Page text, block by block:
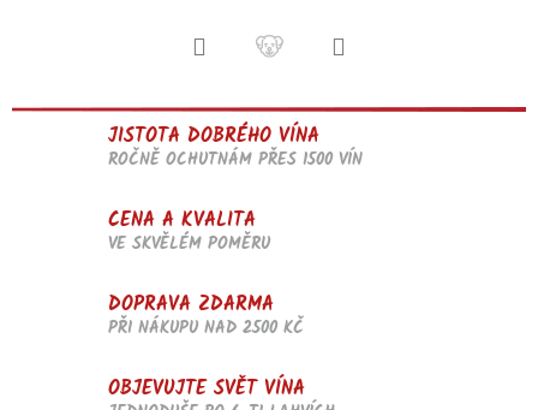
JISTOTA DOBRÉHO VÍNA
ROČNĚ OCHUTNÁM PŘES 1500 VÍN
CENA A KVALITA
VE SKVĚLÉM POMĚRU
DOPRAVA ZDARMA
PŘI NÁKUPU NAD 2500 KČ
OBJEVUJTE SVĚT VÍNA